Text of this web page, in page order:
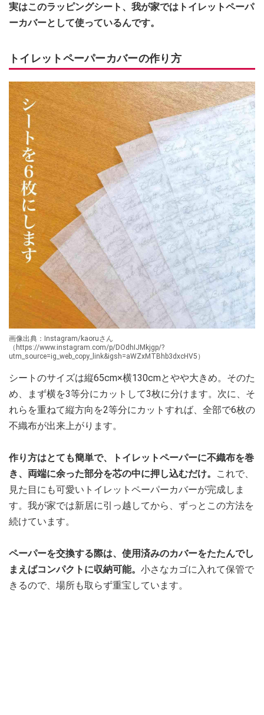
実はこのラッピングシート、我が家ではトイレットペーパ
ーカバーとして使っているんです。
トイレットペーパーカバーの作り方
画像出典：Instagram/kaoruさん
（https://www.instagram.com/p/DOdhIJMkjgp/?
utm_source=ig_web_copy_link&igsh=aWZxMTBhb3dxcHV5）
シートのサイズは縦65cm×横130cmとやや大きめ。そのた
め、まず横を3等分にカットして3枚に分けます。次に、そ
れらを重ねて縦方向を2等分にカットすれば、全部で6枚の
不織布が出来上がります。
作り方はとても簡単で、トイレットペーパーに不織布を巻
き、両端に余った部分を芯の中に押し込むだけ。
これで、
見た目にも可愛いトイレットペーパーカバーが完成しま
す。我が家では新居に引っ越してから、ずっとこの方法を
続けています。
ペーパーを交換する際は、使用済みのカバーをたたんでし
まえばコンパクトに収納可能。 小さなカゴに入れて保管で
きるので、場所も取らず重宝しています。